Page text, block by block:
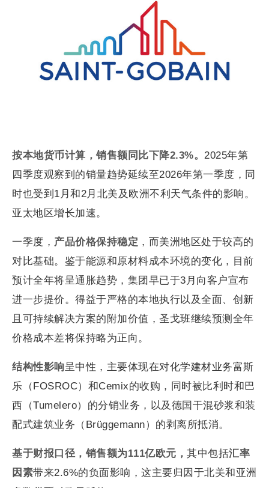
按本地货币计算，销售额同比下降2.3%。 2025年第
四季度观察到的销量趋势延续至2026年第一季度，同
时也受到1月和2月北美及欧洲不利天气条件的影响。
亚太地区增长加速。
一季度， 产品价格保持稳定 ，而美洲地区处于较高的
对比基础。鉴于能源和原材料成本环境的变化，目前
预计全年将呈通胀趋势，集团早已于3月向客户宣布
进一步提价。得益于严格的本地执行以及全面、创新
且可持续解决方案的附加价值，圣戈班继续预测全年
价格成本差将保持略为正向。
结构性影响呈中性，主要体现在对化学建材业务富斯
乐（FOSROC）和Cemix的收购，同时被比利时和巴
西（Tumelero）的分销业务，以及德国干混砂浆和装
配式建筑业务（Brüggemann）的剥离所抵消。
基于财报口径，销售额为111亿欧元， 其中包括汇率
因素带来2.6%的负面影响，这主要归因于北美和亚洲